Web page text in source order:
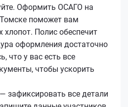
Оформить ОСАГО на
поможет вам
хлопот. Полис обеспечит
оформления достаточно
что у вас есть все
чтобы ускорить
зафиксировать все детали